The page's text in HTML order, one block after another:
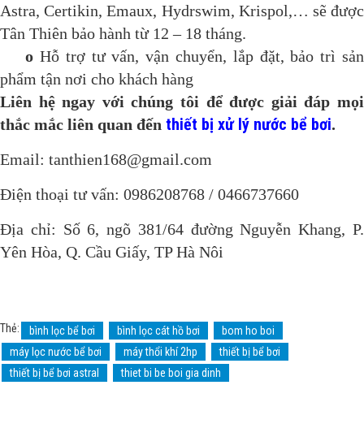
Astra, Certikin, Emaux, Hydrswim, Krispol,… sẽ được
Tân Thiên bảo hành từ 12 – 18 tháng.
o Hỗ trợ tư vấn, vận chuyển, lắp đặt, bảo trì sản
phẩm tận nơi cho khách hàng
Liên hệ ngay với chúng tôi để được giải đáp mọi
thắc mắc liên quan đến thiết bị xử lý nước bể bơi.
Email: tanthien168@gmail.com
Điện thoại tư vấn: 0986208768 / 0466737660
Địa chỉ: Số 6, ngõ 381/64 đường Nguyễn Khang, P.
Yên Hòa, Q. Cầu Giấy, TP Hà Nôi
Thẻ: bình lọc bể bơi bình lọc cát hồ bơi
bom ho boi
máy lọc nước bể bơi
máy thổi khí 2hp
thiết bị bể bơi
thiết bị bể bơi astral
thiet bi be boi gia dinh